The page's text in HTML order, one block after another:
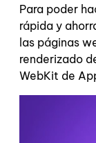
Para poder
rápida y
las páginas
renderizado
WebKit de